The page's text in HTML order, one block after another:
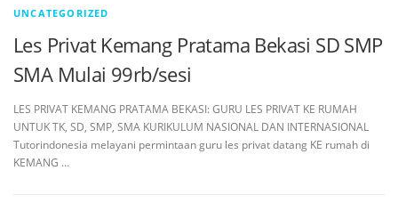
UNCATEGORIZED
Les Privat Kemang Pratama Bekasi SD SMP
SMA Mulai 99rb/sesi
LES PRIVAT KEMANG PRATAMA BEKASI: GURU LES PRIVAT KE RUMAH
UNTUK TK, SD, SMP, SMA KURIKULUM NASIONAL DAN INTERNASIONAL
Tutorindonesia melayani permintaan guru les privat datang KE rumah di
KEMANG …